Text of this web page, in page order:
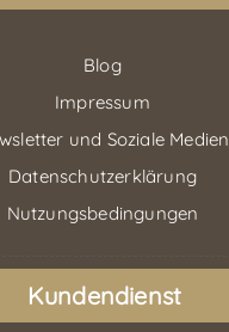
Blog
Impressum
und Soziale Medien
Datenschutzerklärung
Nutzungsbedingungen
Kundendienst